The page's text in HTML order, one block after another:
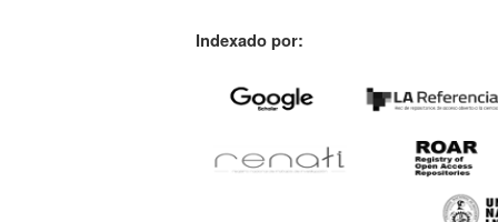
Indexado por: